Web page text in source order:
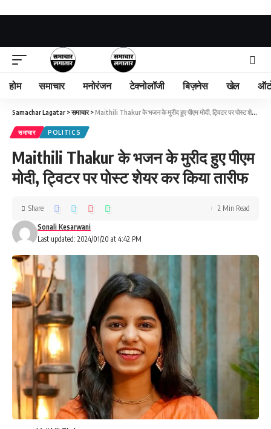
होम समाचार मनोरंजन टेक्नोलॉजी बिज़नेस खेल
Samachar Lagatar >समाचार>Maithili Thakur के भजन के मुरीद हुए पीएम मोदी, ट्विटर पर पोस्ट शेयर कर किया तारीफ
समाचार POLITICS
Maithili Thakur के भजन के मुरीद हुए पीएम
मोदी, ट्विटर पर पोस्ट शेयर कर किया तारीफ
Last updated: 2024/01/20 at 4:42 PM
Sonali Kesarwani
Share 2 Min Read